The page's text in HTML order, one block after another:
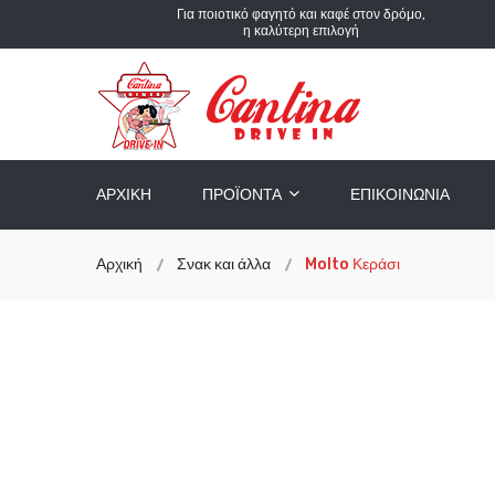
Για ποιοτικό φαγητό και καφέ στον δρόμο,
η καλύτερη επιλογή
ΑΡΧΙΚΉ ΠΡΟΪΌΝΤΑ ΕΠΙΚΟΙΝΩΝΊΑ
Αρχική Σνακ και άλλα Molto Κεράσι